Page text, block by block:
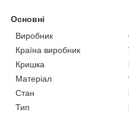
Основні
Виробник
Країна виробник
Кришка
Матеріал
Стан
Тип